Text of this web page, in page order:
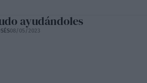
ayudándoles
08/05/2023